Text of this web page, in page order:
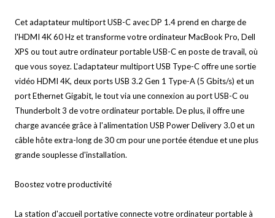
Cet adaptateur multiport USB-C avec DP 1.4 prend en charge de
l'HDMI 4K 60 Hz et transforme votre ordinateur MacBook Pro, Dell
XPS ou tout autre ordinateur portable USB-C en poste de travail, où
que vous soyez. L'adaptateur multiport USB Type-C offre une sortie
vidéo HDMI 4K, deux ports USB 3.2 Gen 1 Type-A (5 Gbits/s) et un
port Ethernet Gigabit, le tout via une connexion au port USB-C ou
Thunderbolt 3 de votre ordinateur portable. De plus, il offre une
charge avancée grâce à l'alimentation USB Power Delivery 3.0 et un
câble hôte extra-long de 30 cm pour une portée étendue et une plus
grande souplesse d'installation.
Boostez votre productivité
La station d'accueil portative connecte votre ordinateur portable à